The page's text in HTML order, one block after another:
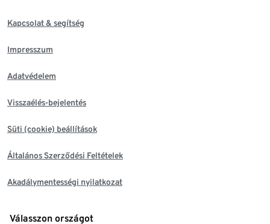
Kapcsolat & segítség
Impresszum
Adatvédelem
Visszaélés-bejelentés
Süti (cookie) beállítások
Általános Szerződési Feltételek
Akadálymentességi nyilatkozat
Válasszon országot